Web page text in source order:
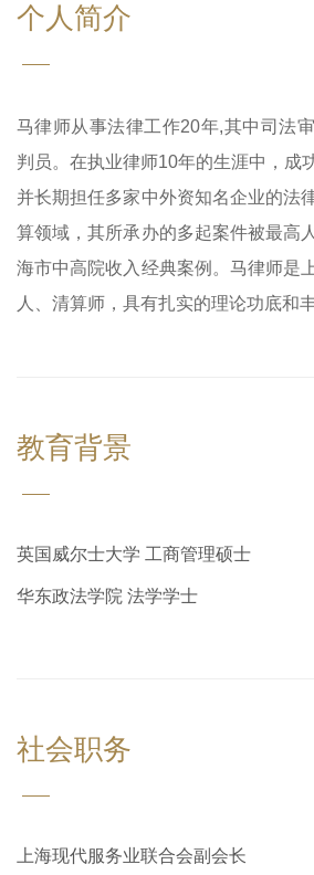
个人简介
马律师从事法律工作20年,其中司法
判员。在执业律师10年的生涯中，成
并长期担任多家中外资知名企业的法
算领域，其所承办的多起案件被最高
海市中高院收入经典案例。马律师是
人、清算师，具有扎实的理论功底和
教育背景
英国威尔士大学 工商管理硕士
华东政法学院 法学学士
社会职务
上海现代服务业联合会副会长